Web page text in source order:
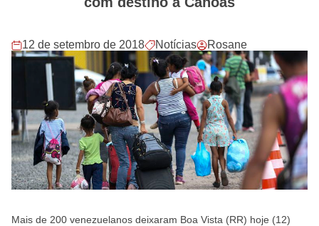
12 de setembro de 2018 Notícias Rosane
Mais de 200 venezuelanos deixaram Boa Vista (RR) hoje (12)